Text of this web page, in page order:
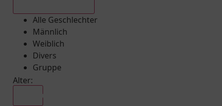
Alle Geschlechter
Männlich
Weiblich
Divers
Gruppe
Alter: